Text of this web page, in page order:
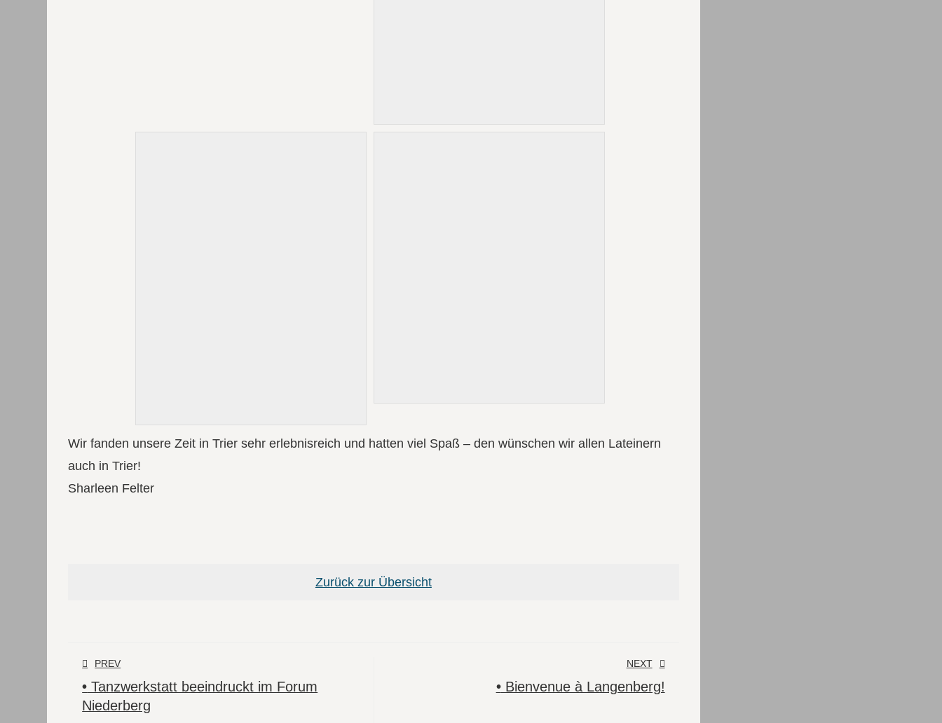
Wir fanden unsere Zeit in Trier sehr erlebnisreich und hatten viel Spaß – den wünschen wir allen Lateinern
auch in Trier!
Sharleen Felter
Zurück zur Übersicht
PREV
• Tanzwerkstatt beeindruckt im Forum
Niederberg
NEXT
•Bienvenue à Langenberg!